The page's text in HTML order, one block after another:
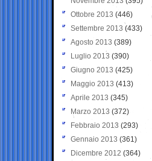
Ottobre 2013 (446)
Settembre 2013 (433)
Agosto 2013 (389)
Luglio 2013 (390)
Giugno 2013 (425)
Maggio 2013 (413)
Aprile 2013 (345)
Marzo 2013 (372)
Febbraio 2013 (293)
Gennaio 2013 (361)
Dicembre 2012 (364)